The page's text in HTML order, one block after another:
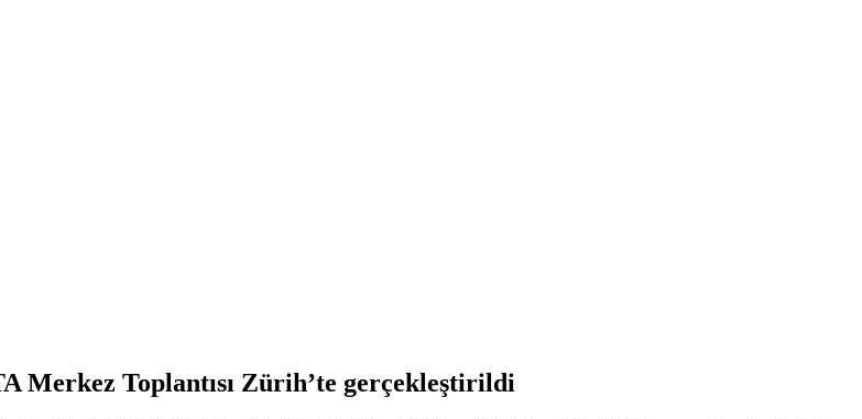
Merkez Toplantısı Zürih’te gerçekleştirildi